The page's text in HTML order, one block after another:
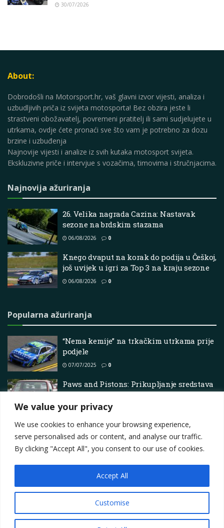
We value your privacy
We use cookies to enhance your browsing experience,
serve personalised ads or content, and analyse our traffic.
By clicking "Accept All", you consent to our use of cookies.
Customise
Accept All
30/07/2026
About:
Dobrodošli na Motorsport.hr, vaš glavni izvor vijesti, analiza i
uzbudljivih priča iz svijeta motosporta! Bez obzira jeste li
strastveni obožavatelj, povremeni pratitelj ili sami sudjelujete u
utrkama, ovdje ćete pronaći sve što vam je potrebno za dozu
brzine i uzbuđenja
Najnovije vijesti i analize iz svih kutaka motosport svijeta.
Ekskluzivne priče i intervjue s vozačima, timovima i stručnjacima.
Najnovija ažuriranja
26. Velika nagrada Cazina: Nastavak
sezone na brdskim stazama
06/08/2026 0
Knego dvaput na korak do podija u Češkoj,
još uvijek u igri za Top 3 na kraju sezone
06/08/2026 0
Popularna ažuriranja
“Nema kemije” na trkačkim utrkama prije
podjele
07/07/2025 0
Paws and Pistons: Prikupljanje sredstava
za parove ljubitelja automobila i pasa u
Hagerstownu
Contact
Privacy Policy
Terms Marketing i oglašavanje